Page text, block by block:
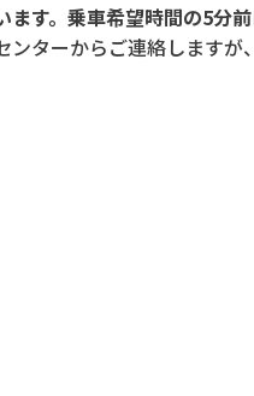
す。乗車希望時間の5分
ターからご連絡しますが